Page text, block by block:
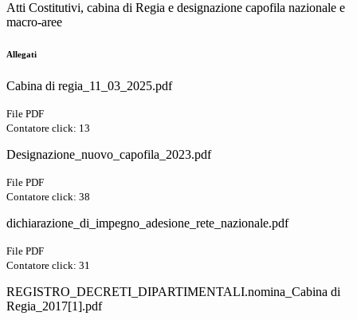
Atti Costitutivi, cabina di Regia e designazione capofila nazionale e
macro-aree
Allegati
Cabina di regia_11_03_2025.pdf
File PDF
Contatore click: 13
Designazione_nuovo_capofila_2023.pdf
File PDF
Contatore click: 38
dichiarazione_di_impegno_adesione_rete_nazionale.pdf
File PDF
Contatore click: 31
REGISTRO_DECRETI_DIPARTIMENTALI.nomina_Cabina di
Regia_2017[1].pdf